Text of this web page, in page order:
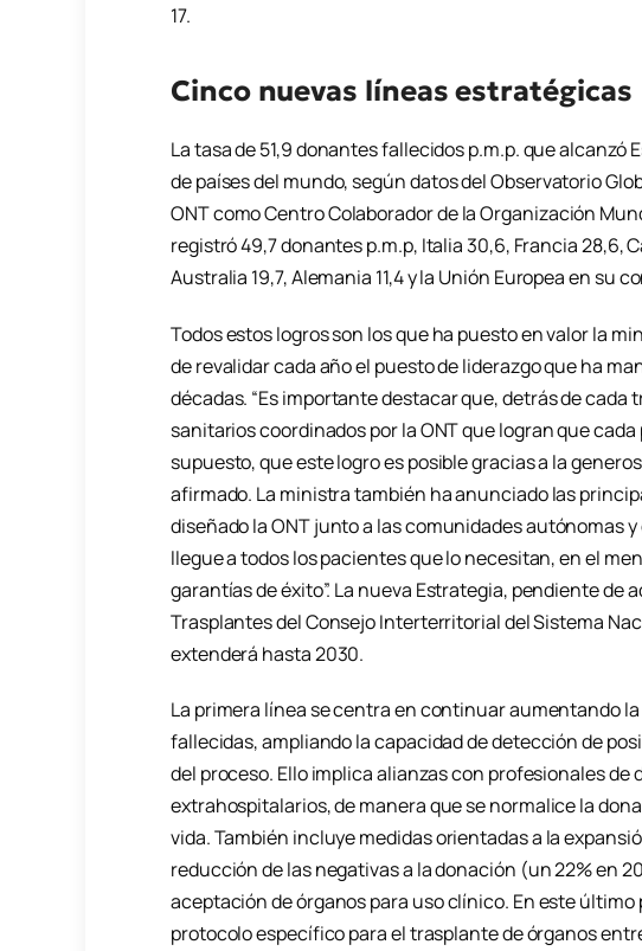
17.
Cinco nuevas líneas estratégicas
La tasa de 51,9 donantes fallecidos p.m.p. que alcanzó
de países del mundo, según datos del Observatorio
ONT como Centro Colaborador de la Organización
registró 49,7 donantes p.m.p, Italia 30,6, Francia 28,6,
Australia 19,7, Alemania 11,4 y la Unión Europea en su
Todos estos logros son los que ha puesto en valor la
de revalidar cada año el puesto de liderazgo que ha
décadas. “Es importante destacar que, detrás de
sanitarios coordinados por la ONT que logran que
supuesto, que este logro es posible gracias a la
afirmado. La ministra también ha anunciado las
diseñado la ONT junto a las comunidades autónomas
llegue a todos los pacientes que lo necesitan, en el
garantías de éxito”. La nueva Estrategia, pendiente de
Trasplantes del Consejo Interterritorial del Sistema
extenderá hasta 2030.
La primera línea se centra en continuar aumentando
fallecidas, ampliando la capacidad de detección de
del proceso. Ello implica alianzas con profesionales
extrahospitalarios, de manera que se normalice la
vida. También incluye medidas orientadas a la
reducción de las negativas a la donación (un 22% en
aceptación de órganos para uso clínico. En este
protocolo específico para el trasplante de órganos